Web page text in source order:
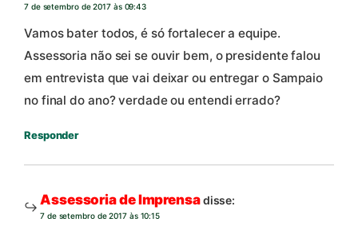
7 de setembro de 2017 às 09:43
Vamos bater todos, é só fortalecer a equipe.
Assessoria não sei se ouvir bem, o presidente falou
em entrevista que vai deixar ou entregar o Sampaio
no final do ano? verdade ou entendi errado?
Responder
Assessoria de Imprensadisse:
7 de setembro de 2017 às 10:15